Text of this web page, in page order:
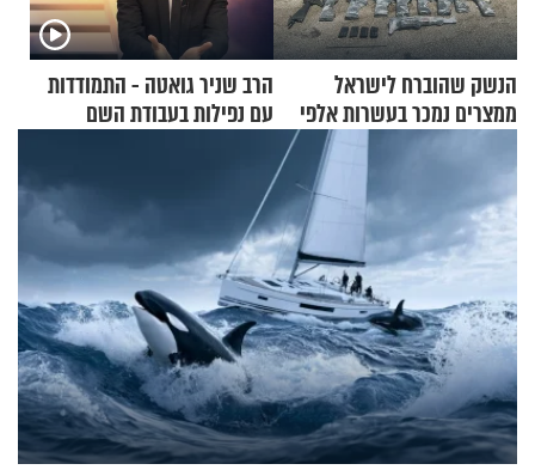
הנשק שהוברח לישראל
ממצרים נמכר בעשרות אלפי
הרב שניר גואטה - התמודדות
עם נפילות בעבודת השם